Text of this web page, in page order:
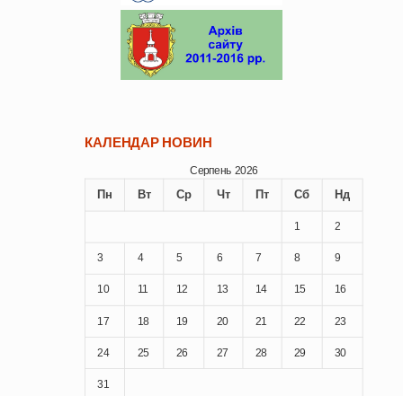
КАЛЕНДАР НОВИН
Серпень 2026
Пн Вт Ср Чт Пт Сб Нд
1 2
3 4 5 6 7 8 9
10 11 12 13 14 15 16
17 18 19 20 21 22 23
24 25 26 27 28 29 30
31